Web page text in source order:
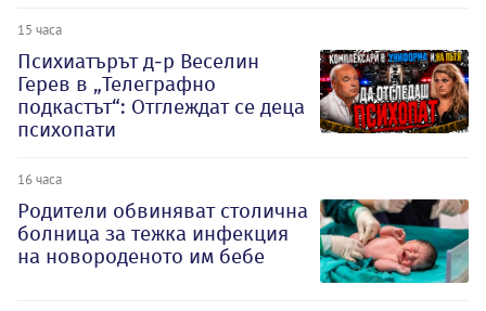
15 часа
Психиатърът д-р Веселин
Герев в „Телеграфно
подкастът“: Отглеждат се деца
психопати
16 часа
Родители обвиняват столична
болница за тежка инфекция
на новороденото им бебе